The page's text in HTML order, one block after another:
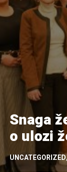
Snaga
o ulozi
UNCATEGORIZED